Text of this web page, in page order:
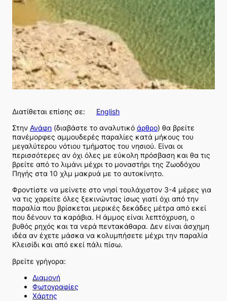
Διατίθεται επίσης σε:
English
Στην Ανάφη (διαβάστε το αναλυτικό άρθρο) θα βρείτε
πανέμορφες αμμουδερές παραλίες κατά μήκους του
μεγαλύτερου νότιου τμήματος του νησιού. Είναι οι
περισσότερες αν όχι όλες με εύκολη πρόσβαση και θα τις
βρείτε από το λιμάνι μέχρι το μοναστήρι της Ζωοδόχου
Πηγής στα 10 χλμ μακρυά με το αυτοκίνητο.
Φροντίστε να μείνετε στο νησί τουλάχιστον 3-4 μέρες για
να τις χαρείτε όλες ξεκινώντας ίσως γιατί όχι από την
παραλία που βρίσκεται μερικές δεκάδες μέτρα από εκεί
που δένουν τα καράβια. Η άμμος είναι λεπτόχρυση, ο
βυθός ρηχός και τα νερά πεντακάθαρα. Δεν είναι άσχημη
ιδέα αν έχετε μάσκα να κολυμπήσετε μέχρι την παραλία
Κλεισίδι και από εκεί πάλι πίσω.
βρείτε γρήγορα:
Διαμονή
Φωτογραφίες
Χάρτης